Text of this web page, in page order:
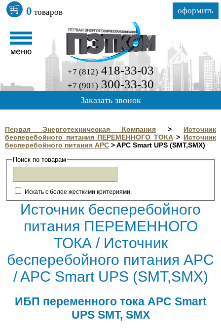
0 товаров оформить
+7 (812) 418-33-03
+7 (901) 300-33-30
Заказать звонок
Первая Энерготехническая Компания > Источник
бесперебойного питания ПЕРЕМЕННОГО ТОКА> Источник
бесперебойного питания APC >APC Smart UPS (SMT,SMX)
Поиск по товарам
Искать с более жесткими критериями.
Источник бесперебойного
питания ПЕРЕМЕННОГО
ТОКА / Источник
бесперебойного питания APC
/ APC Smart UPS (SMT,SMX)
ИБП переменного тока APC Smart
UPS SMT, SMX